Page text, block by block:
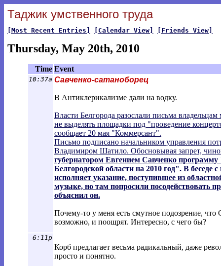
Таджик умственного труда
[Most Recent Entries] [Calendar View] [Friends View]
Thursday, May 20th, 2010
Time Event
10:37a Савченко-сатаноборец
В Антиклерикализме дали на водку.
Власти Белгорода разослали письма
не выделять площадки под "проведение
сообщает 20 мая "Коммерсант".
Письмо подписано начальником управления
Владимиром Шатило. Обосновывая запрет,
губернатором Евгением Савченко программу
Белгородской области на 2010 год". В беседе
исполняет указание, поступившее из
музыке, но там попросили посодействовать
объяснил он.
Почему-то у меня есть смутное подозрение, что
возможно, и поощрят. Интересно, с чего бы?
6:11p
Корб предлагает весьма радикальный, даже
просто и понятно.